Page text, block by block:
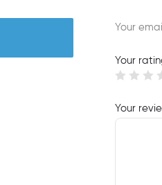
Your
Your
Your